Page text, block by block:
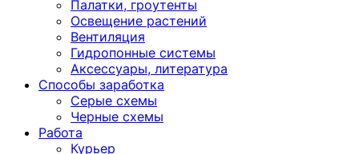
Палатки, гроутенты
Освещение растений
Вентиляция
Гидропонные системы
Аксессуары, литература
Способы заработка
Серые схемы
Черные схемы
Работа
Курьер